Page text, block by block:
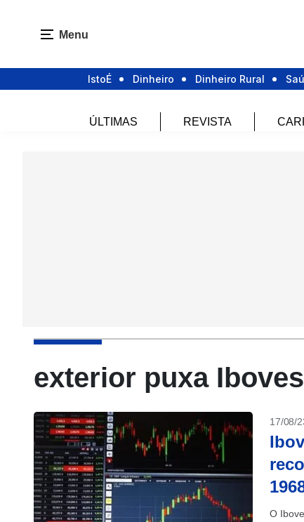
Menu
IstoÉ Dinheiro Dinheiro Rural
ÚLTIMAS REVISTA
exterior puxa
17/08/
O